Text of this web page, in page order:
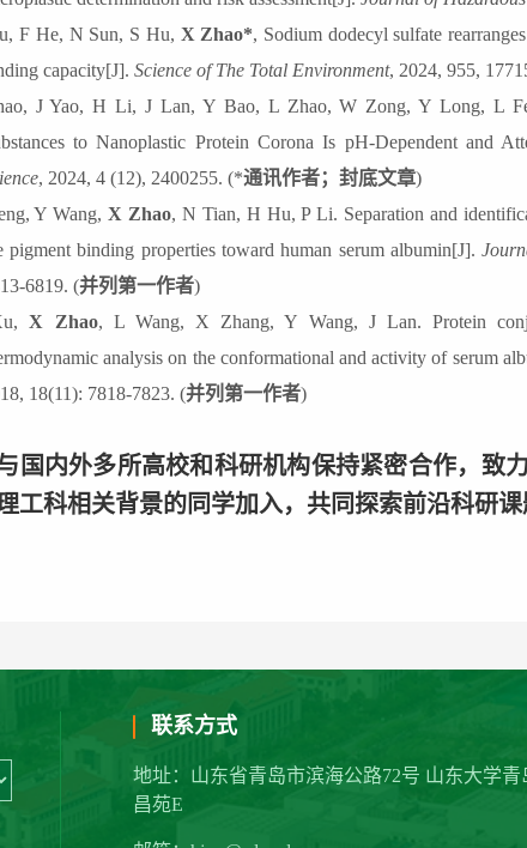
F He, N Sun, S Hu, X Zhao*, Sodium dodecyl sulfate
capacity[J]. Science of The Total Environment, 2024, 955,
J Yao, H Li, J Lan, Y Bao, L Zhao, W Zong, Y Long, L
to Nanoplastic Protein Corona Is pH‐Dependent and
, 2024, 4 (12), 2400255. (*通讯作者；封底文章)
Y Wang,X Zhao, N Tian, H Hu, P Li. Separation and
pigment binding properties toward human serum albumin[J].
6819. (并列第一作者)
X Zhao, L Wang, X Zhang, Y Wang, J Lan. Protein
analysis on the conformational and activity of serum
18(11): 7818-7823. (并列第一作者)
国内外多所高校和科研机构保持紧密合作，致
工科相关背景的同学加入，共同探索前沿科研课
联系方式
地址：山东省青岛市滨海公路72号 山东大学青
昌苑E